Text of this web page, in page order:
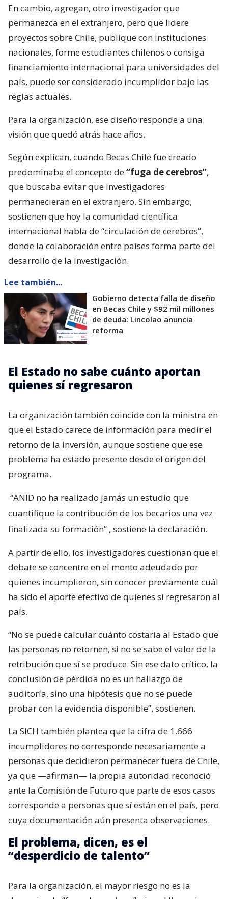
En cambio, agregan, otro investigador que
permanezca en el extranjero, pero que lidere
proyectos sobre Chile, publique con instituciones
nacionales, forme estudiantes chilenos o consiga
financiamiento internacional para universidades del
país, puede ser considerado incumplidor bajo las
reglas actuales.
Para la organización, ese diseño responde a una
visión que quedó atrás hace años.
Según explican, cuando Becas Chile fue creado
predominaba el concepto de“fuga de cerebros”,
que buscaba evitar que investigadores
permanecieran en el extranjero. Sin embargo,
sostienen que hoy la comunidad científica
internacional habla de “circulación de cerebros”,
donde la colaboración entre países forma parte del
desarrollo de la investigación.
Lee también...
Gobierno detecta falla de diseño
en Becas Chile y $92 mil millones
de deuda: Lincolao anuncia
reforma
El Estado no sabe cuánto aportan
quienes sí regresaron
La organización también coincide con la ministra en
que el Estado carece de información para medir el
retorno de la inversión, aunque sostiene que ese
problema ha estado presente desde el origen del
programa.
“ANID no ha realizado jamás un estudio que
cuantifique la contribución de los becarios una vez
finalizada su formación” , sostiene la declaración.
A partir de ello, los investigadores cuestionan que el
debate se concentre en el monto adeudado por
quienes incumplieron, sin conocer previamente cuál
ha sido el aporte efectivo de quienes sí regresaron al
país.
“No se puede calcular cuánto costaría al Estado que
las personas no retornen, si no se sabe el valor de la
retribución que sí se produce. Sin ese dato crítico, la
conclusión de pérdida no es un hallazgo de
auditoría, sino una hipótesis que no se puede
probar con la evidencia disponible”, sostienen.
La SICH también plantea que la cifra de 1.666
incumplidores no corresponde necesariamente a
personas que decidieron permanecer fuera de Chile,
ya que —afirman— la propia autoridad reconoció
ante la Comisión de Futuro que parte de esos casos
corresponde a personas que sí están en el país, pero
cuya documentación aún presenta observaciones.
El problema, dicen, es el
“desperdicio de talento”
Para la organización, el mayor riesgo no es la